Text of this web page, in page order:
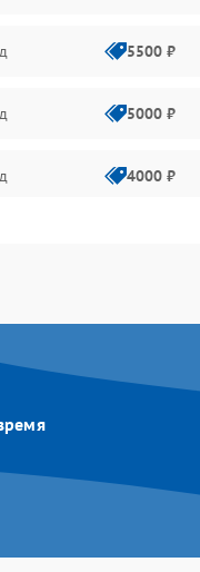
5500 ₽
5000 ₽
4000 ₽